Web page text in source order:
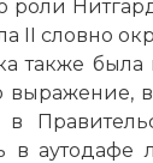
II словно
также
в
аутодафе